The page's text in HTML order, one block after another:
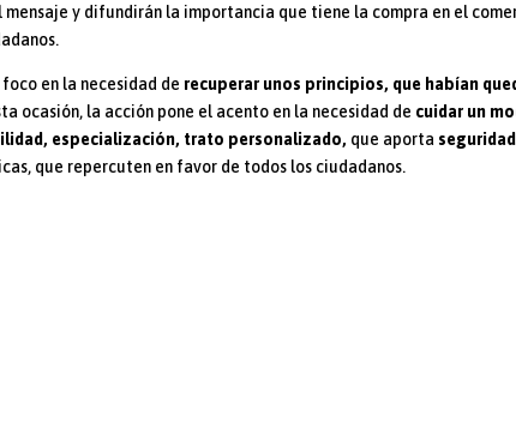
mensaje y difundirán la importancia que tiene la compra en el
en la necesidad de recuperar unos principios, que habían
ocasión, la acción pone el acento en la necesidad de cuidar un
especialización, trato personalizado, que aporta
que repercuten en favor de todos los ciudadanos.